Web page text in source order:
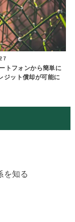
トフォンから簡単に
ジット償却が可能に
を知る